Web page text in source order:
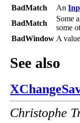
BadMatch An
BadMatch
Some
some
BadWindow A
See also
Christophe